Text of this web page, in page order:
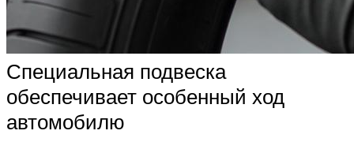
Специальная подвеска
обеспечивает особенный ход
автомобилю